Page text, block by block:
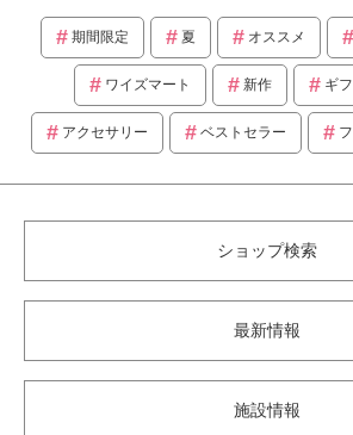
期間限定 夏 オススメ
ワイズマート 新作 ギ
アクセサリー ベストセラー
ショップ検索
最新情報
施設情報